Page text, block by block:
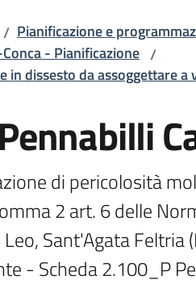
/ Pianificazione e
- Pianificazione /
in dissesto da assoggettare a
di pericolosità
2 art. 6 delle
Sant'Agata
- Scheda 2.100_P